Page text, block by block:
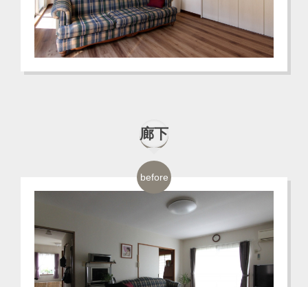
廊下
before